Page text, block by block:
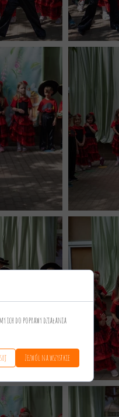
ich do poprawy działania
Zezwól na wszystkie